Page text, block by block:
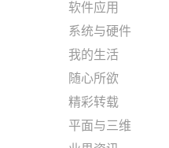
软件应用
系统与硬件
我的生活
随心所欲
精彩转载
平面与三维